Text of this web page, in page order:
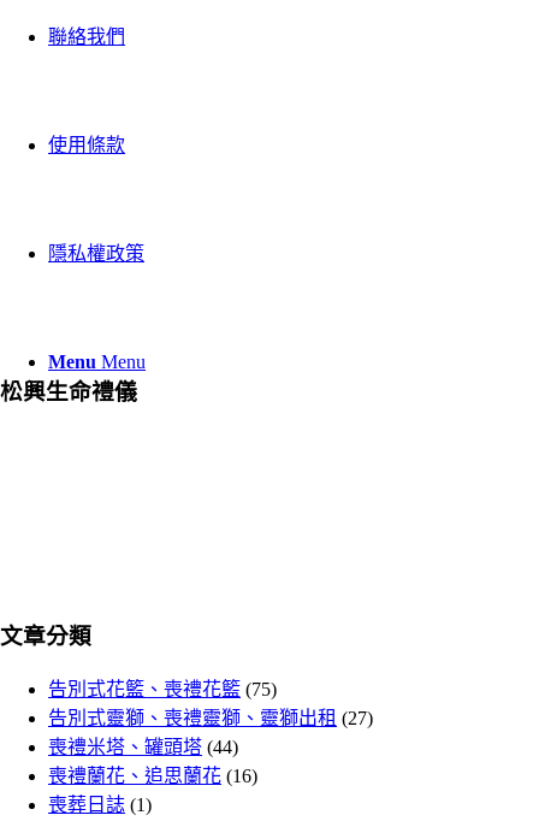
聯絡我們
使用條款
隱私權政策
Menu Menu
松興生命禮儀
文章分類
告別式花籃、喪禮花籃 (75)
告別式靈獅、喪禮靈獅、靈獅出租 (27)
喪禮米塔、罐頭塔 (44)
喪禮蘭花、追思蘭花 (16)
喪葬日誌 (1)